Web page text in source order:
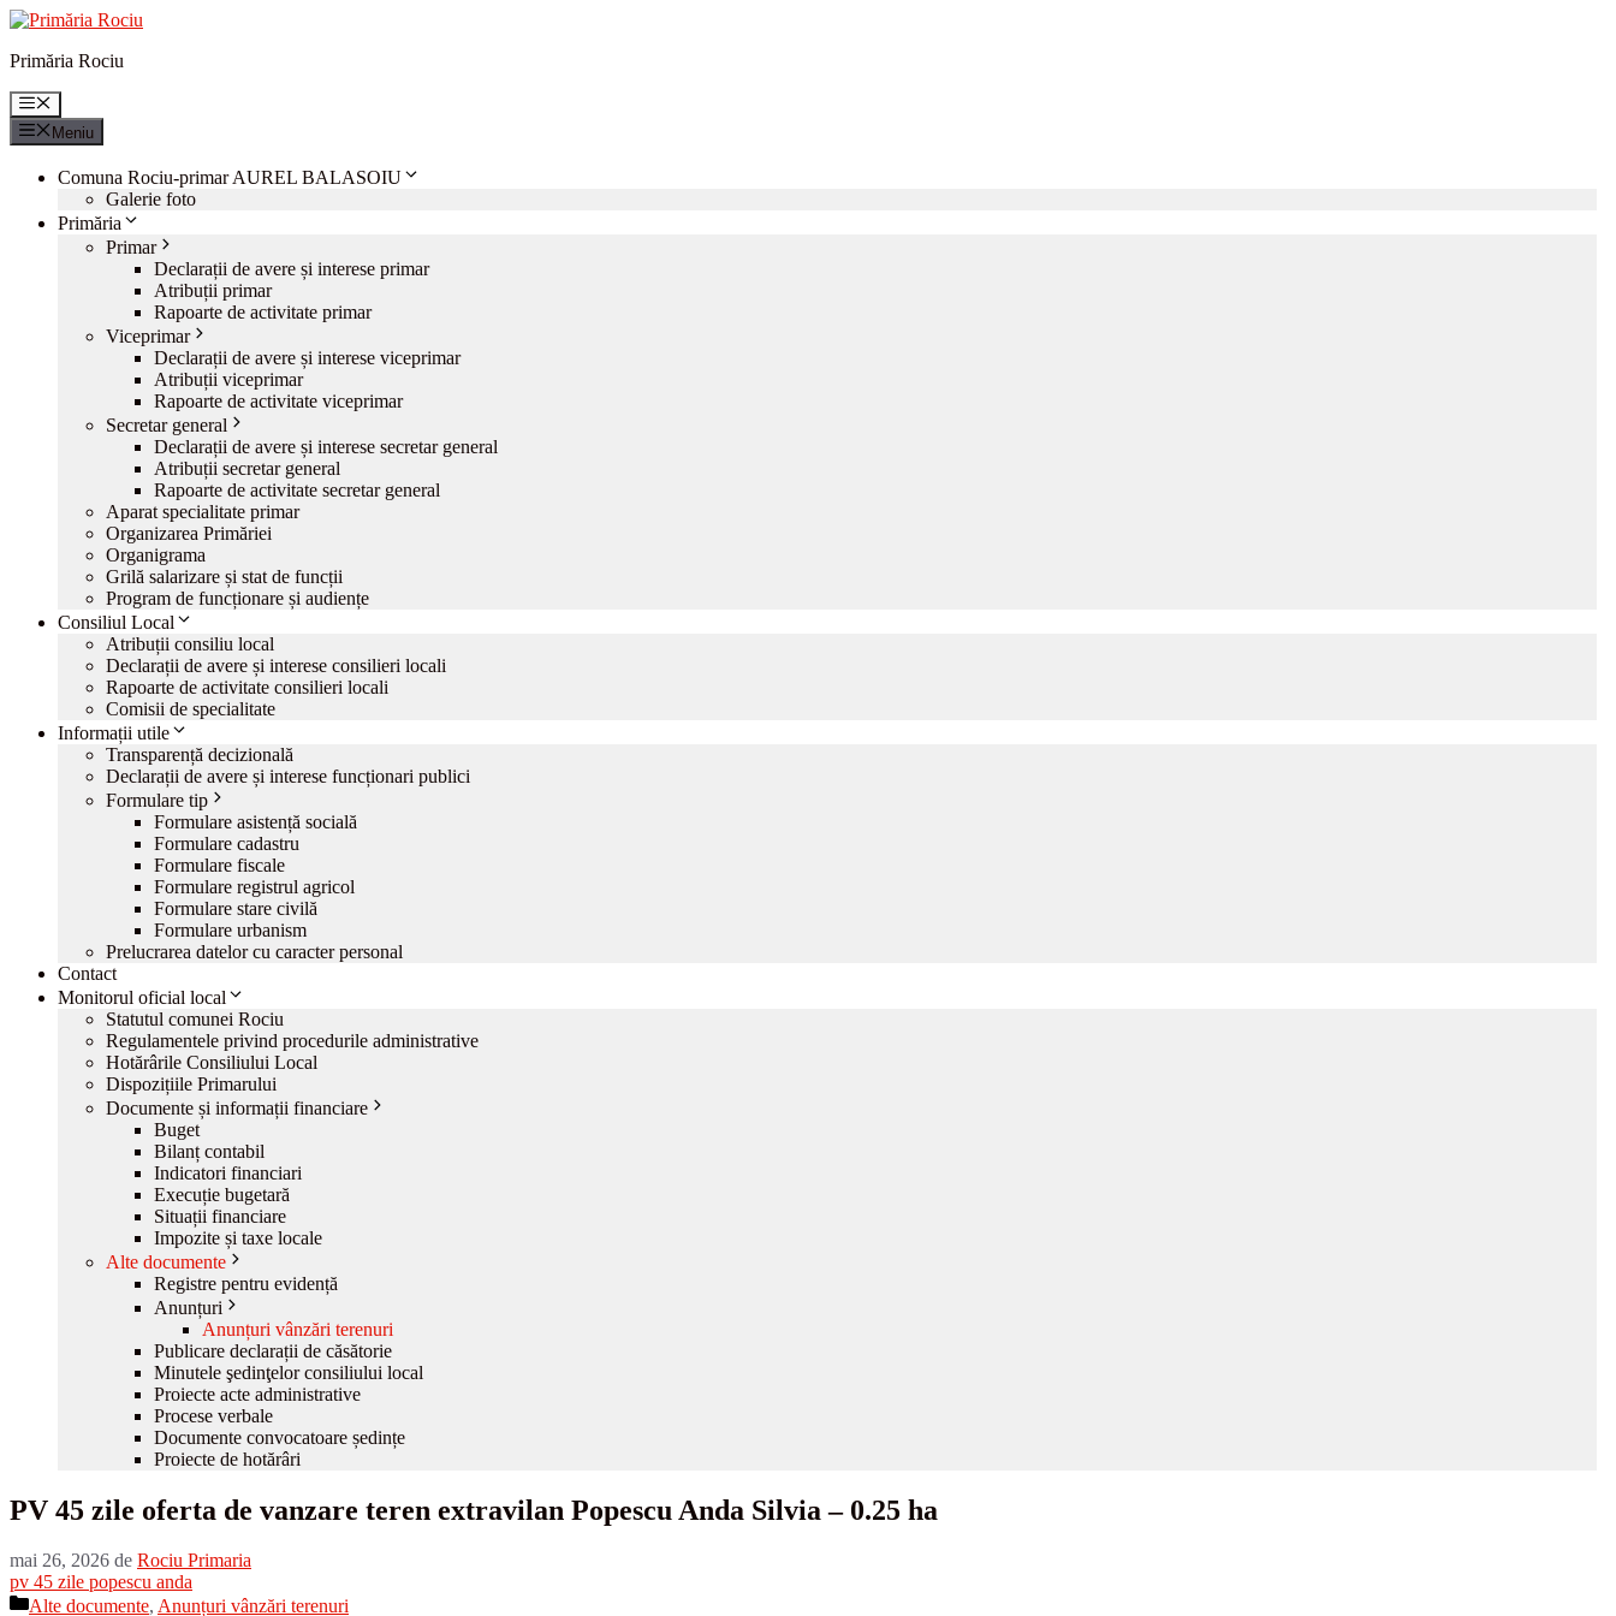
Sari
conținut
Primăria Rociu
Meniu
Meniu
Comuna Rociu-primar AUREL BALASOIU
Galerie foto
Primăria
Primar
Declarații de avere și interese primar
Atribuții primar
Rapoarte de activitate primar
Viceprimar
Declarații de avere și interese viceprimar
Atribuții viceprimar
Rapoarte de activitate viceprimar
Secretar general
Declarații de avere și interese secretar general
Atribuții secretar general
Rapoarte de activitate secretar general
Aparat specialitate primar
Organizarea Primăriei
Organigrama
Grilă salarizare și stat de funcții
Program de funcționare și audiențe
Consiliul Local
Atribuții consiliu local
Declarații de avere și interese consilieri locali
Rapoarte de activitate consilieri locali
Comisii de specialitate
Informații utile
Transparență decizională
Declarații de avere și interese funcționari publici
Formulare tip
Formulare asistență socială
Formulare cadastru
Formulare fiscale
Formulare registrul agricol
Formulare stare civilă
Formulare urbanism
Prelucrarea datelor cu caracter personal
Contact
Monitorul oficial local
Statutul comunei Rociu
Regulamentele privind procedurile administrative
Hotărârile Consiliului Local
Dispozițiile Primarului
Documente și informații financiare
Buget
Bilanț contabil
Indicatori financiari
Execuție bugetară
Situații financiare
Impozite și taxe locale
Alte documente
Registre pentru evidență
Anunțuri
Anunțuri vânzări terenuri
Publicare declarații de căsătorie
Minutele şedinţelor consiliului local
Proiecte acte administrative
Procese verbale
Documente convocatoare ședințe
Proiecte de hotărâri
PV 45 zile oferta de vanzare teren extravilan Popescu Anda Silvia – 0.25 ha
mai 26, 2026 de Rociu Primaria
pv 45 zile popescu anda
Categorii
Alte documente, Anunțuri vânzări terenuri